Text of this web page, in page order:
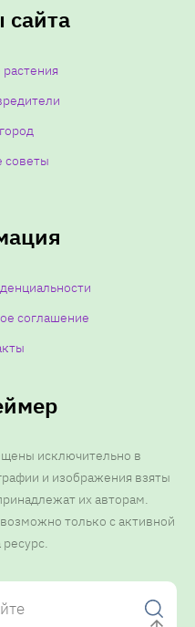
сайта
советы
соглашение
исключительно в
и изображения взяты
их авторам.
только с активной